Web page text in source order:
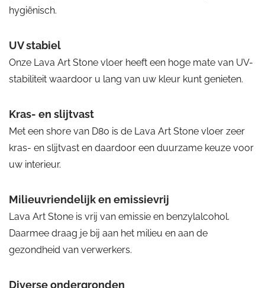
hygiënisch.
UV stabiel
Onze Lava Art Stone vloer heeft een hoge mate van UV-
stabiliteit waardoor u lang van uw kleur kunt genieten.
Kras- en slijtvast
Met een shore van D80 is de Lava Art Stone vloer zeer
kras- en slijtvast en daardoor een duurzame keuze voor
uw interieur.
Milieuvriendelijk en emissievrij
Lava Art Stone is vrij van emissie en benzylalcohol.
Daarmee draag je bij aan het milieu en aan de
gezondheid van verwerkers.
Diverse ondergronden